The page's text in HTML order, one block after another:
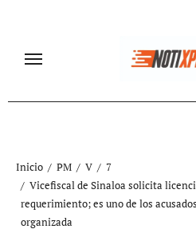
contenido
Inicio PM V
7
Vicefiscal de Sinaloa solicita
requerimiento; es uno de los
organizada